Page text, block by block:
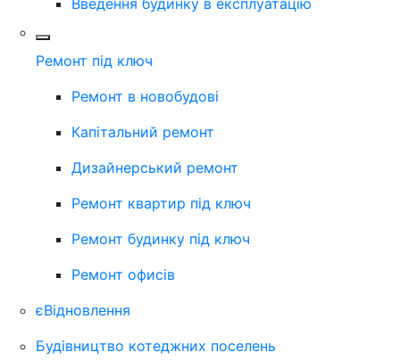
Ремонт під ключ
Ремонт в новобудові
Капітальний ремонт
Дизайнерський ремонт
Ремонт квартир під ключ
Ремонт будинку під ключ
Ремонт офисів
єВідновлення
Будівництво котеджних поселень